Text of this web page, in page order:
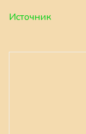
Источник